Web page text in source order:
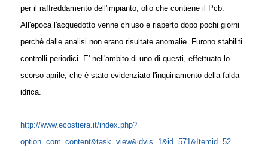
per il raffreddamento dell'impianto, olio che contiene il Pcb.
All'epoca l'acquedotto venne chiuso e riaperto dopo pochi giorni
perchè dalle analisi non erano risultate anomalie. Furono stabiliti
controlli periodici. E' nell'ambito di uno di questi, effettuato lo
scorso aprile, che è stato evidenziato l'inquinamento della falda
idrica.
http://www.ecostiera.it/index.php?
option=com_content&task=view&idvis=1&id=571&Itemid=52